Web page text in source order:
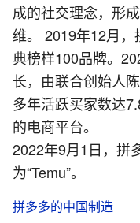
成的社交理念，形
维。 2019年12月
典榜样100品牌。
长，由联合创始人
多年活跃买家数达
的电商平台。
2022年9月1日，拼
为“Temu”。
拼多多的中国制造